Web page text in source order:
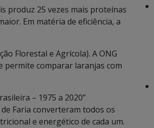
produz 25 vezes mais proteínas
Em matéria de eficiência, a
Florestal e Agrícola). A ONG
permite comparar laranjas com
– 1975 a 2020”
Faria converteram todos os
e energético de cada um.